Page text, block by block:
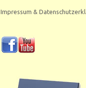
Impressum &